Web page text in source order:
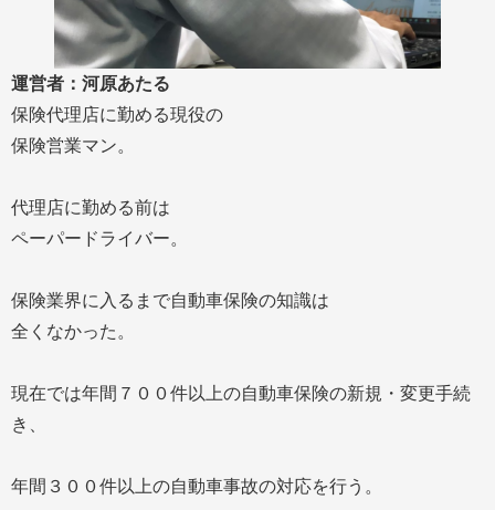
運営者：河原あたる
保険代理店に勤める現役の
保険営業マン。
代理店に勤める前は
ペーパードライバー。
保険業界に入るまで自動車保険の知識は
全くなかった。
現在では年間７００件以上の自動車保険の新規・変更手続
き、
年間３００件以上の自動車事故の対応を行う。